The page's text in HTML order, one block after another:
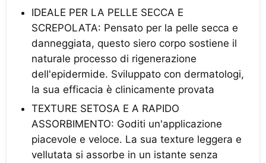
IDEALE PER LA PELLE SECCA E
SCREPOLATA: Pensato per la pelle secca e
danneggiata, questo siero corpo sostiene il
naturale processo di rigenerazione
dell'epidermide. Sviluppato con dermatologi,
la sua efficacia è clinicamente provata
TEXTURE SETOSA E A RAPIDO
ASSORBIMENTO: Goditi un'applicazione
piacevole e veloce. La sua texture leggera e
vellutata si assorbe in un istante senza